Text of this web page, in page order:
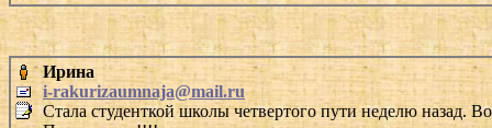
Ирина
i-rakurizaumnaja@mail.ru
Стала студенткой школы четвертого пути неделю назад.